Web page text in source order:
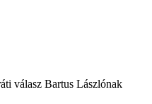
válasz Bartus Lászlónak